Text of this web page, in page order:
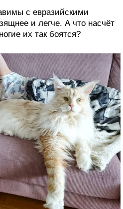
с евразийскими
и легче. А что насчёт
их так боятся?